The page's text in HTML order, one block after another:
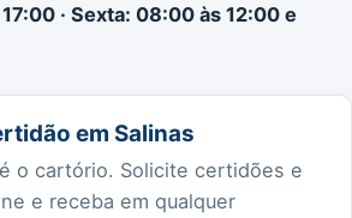
· Sexta: 08:00 às 12:00 e
em Salinas
o cartório. Solicite certidões e
e receba em qualquer